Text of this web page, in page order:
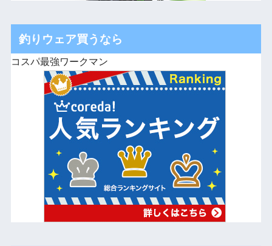
釣りウェア買うなら
コスパ最強ワークマン